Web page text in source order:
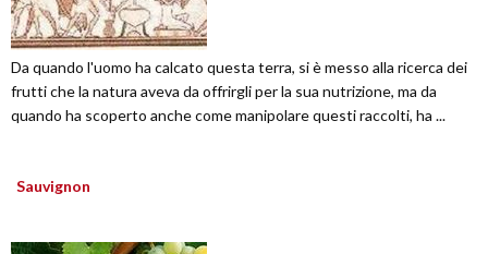
Da quando l'uomo ha calcato questa terra, si è messo alla ricerca dei
frutti che la natura aveva da offrirgli per la sua nutrizione, ma da
quando ha scoperto anche come manipolare questi raccolti, ha ...
Sauvignon